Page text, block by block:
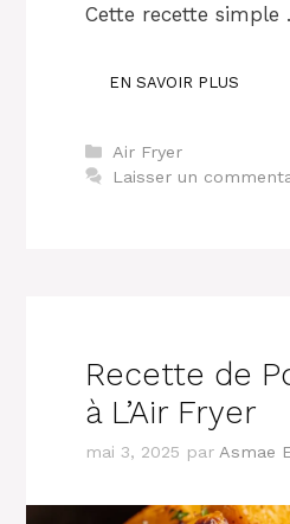
Cette recette simple
EN SAVOIR PLUS
Catégories
Air Fryer
Laisser un
Recette de
à L’Air Fryer
mai 3, 2025 par Asmae